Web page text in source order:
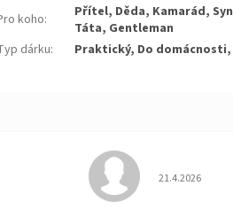
koho:
Přítel, Děda, Kamarád,
Táta, Gentleman
dárku: Praktický, Do domácnosti,
je 5 z 5 hviezdičiek. Hodnotenie
21.4.2026